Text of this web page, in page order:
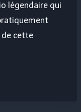
légendaire qui
de cette